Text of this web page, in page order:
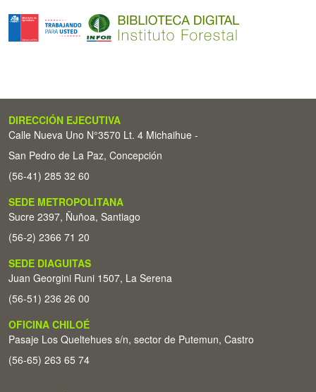
DIRECCIÓN EJECUTIVA
Calle Nueva Uno N°3570 Lt. 4 Michaihue -
San Pedro de La Paz, Concepción
(56-41) 285 32 60
SEDE METROPOLITANA
Sucre 2397, Ñuñoa, Santiago
(56-2) 2366 71 20
SEDE DIAGUITAS
Juan Georgini Runi 1507, La Serena
(56-51) 236 26 00
OFICINA CHILOÉ
Pasaje Los Queltehues s/n, sector de Putemun, Castro
(56-65) 263 65 74